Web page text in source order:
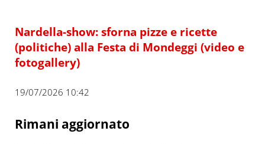
Nardella-show: sforna pizze e ricette
(politiche) alla Festa di Mondeggi (video e
fotogallery)
19/07/2026 10:42
Rimani aggiornato